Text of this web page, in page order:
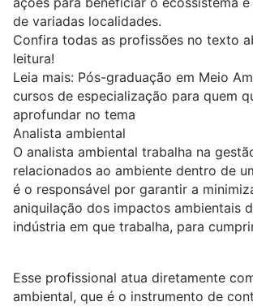
de variadas localidades.
Confira todas as profissões no texto
leitura!
Leia mais: Pós-graduação em Meio
cursos de especialização para quem
aprofundar no tema
Analista ambiental
O analista ambiental trabalha na
relacionados ao ambiente dentro de
é o responsável por garantir a
aniquilação dos impactos ambientais
indústria em que trabalha, para
Esse profissional atua diretamente
ambiental, que é o instrumento de